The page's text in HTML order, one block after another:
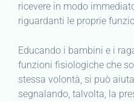
ricevere in modo
riguardanti le proprie
Educando i bambini e i
funzioni fisiologiche che
stessa volontà, si può
segnalando, talvolta, la